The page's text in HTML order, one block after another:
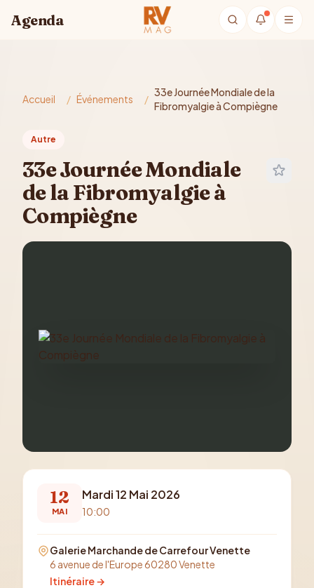
Agenda
Accueil / Événements /
33e Journée Mondiale de la
Fibromyalgie à Compiègne
Autre
33e Journée Mondiale
de la Fibromyalgie à
Compiègne
12
MAI
Mardi 12 Mai 2026
10:00
Galerie Marchande de Carrefour Venette
6 avenue de l'Europe 60280 Venette
Itinéraire →